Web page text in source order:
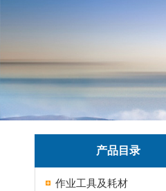
产品目录
作业工具及耗材